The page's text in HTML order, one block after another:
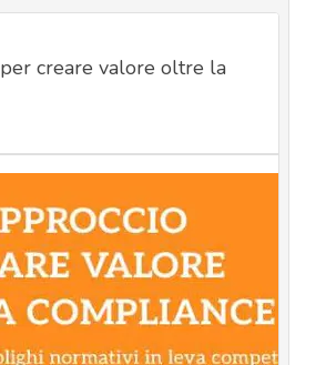
per creare valore oltre la